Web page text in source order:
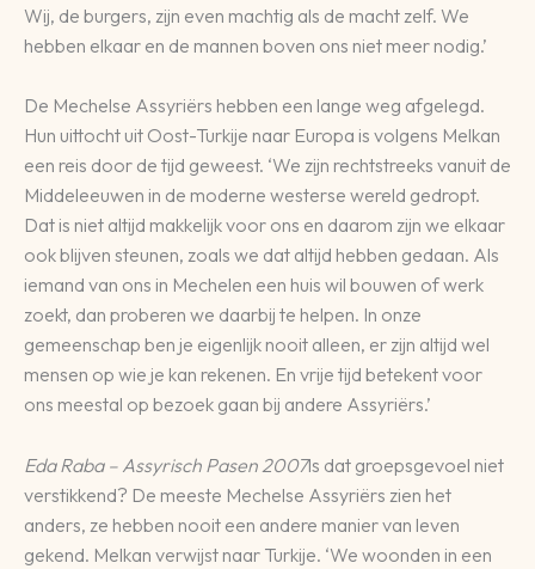
Wij, de burgers, zijn even machtig als de macht zelf. We
hebben elkaar en de mannen boven ons niet meer nodig.’
De Mechelse Assyriërs hebben een lange weg afgelegd.
Hun uittocht uit Oost-Turkije naar Europa is volgens Melkan
een reis door de tijd geweest. ‘We zijn rechtstreeks vanuit de
Middeleeuwen in de moderne westerse wereld gedropt.
Dat is niet altijd makkelijk voor ons en daarom zijn we elkaar
ook blijven steunen, zoals we dat altijd hebben gedaan. Als
iemand van ons in Mechelen een huis wil bouwen of werk
zoekt, dan proberen we daarbij te helpen. In onze
gemeenschap ben je eigenlijk nooit alleen, er zijn altijd wel
mensen op wie je kan rekenen. En vrije tijd betekent voor
ons meestal op bezoek gaan bij andere Assyriërs.’
Eda Raba – Assyrisch Pasen 2007Is dat groepsgevoel niet
verstikkend? De meeste Mechelse Assyriërs zien het
anders, ze hebben nooit een andere manier van leven
gekend. Melkan verwijst naar Turkije. ‘We woonden in een